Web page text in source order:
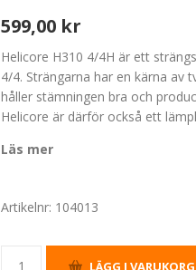
599,00 kr
Helicore H310 4/4H är ett
4/4. Strängarna har en kärna av
håller stämningen bra och
Helicore är därför också ett
Läs mer
Artikelnr: 104013